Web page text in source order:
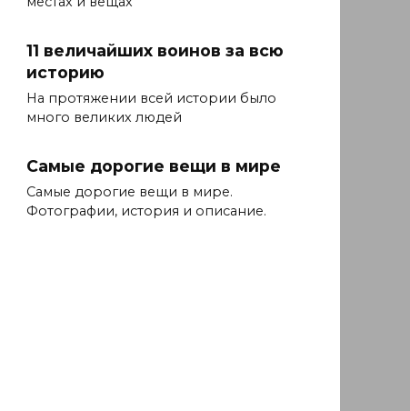
11 величайших воинов за всю
историю
На протяжении всей истории было
много великих людей
Самые дорогие вещи в мире
Самые дорогие вещи в мире.
Фотографии, история и описание.